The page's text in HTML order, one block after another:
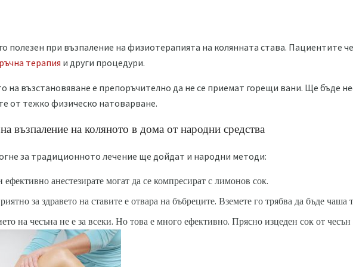
полезен при възпаление на физиотерапията на колянната става. Пациентите
ръчна терапия и други процедури.
на възстановяване е препоръчително да не се приемат горещи вани. Ще бъде
от тежко физическо натоварване.
възпаление на коляното в дома от народни средства
за традиционното лечение ще дойдат и народни методи:
ефективно анестезирате могат да се компресират с лимонов сок.
за здравето на ставите е отвара на бъбреците. Вземете го трябва да бъде чаша
на чесъна не е за всеки. Но това е много ефективно. Прясно изцеден сок от